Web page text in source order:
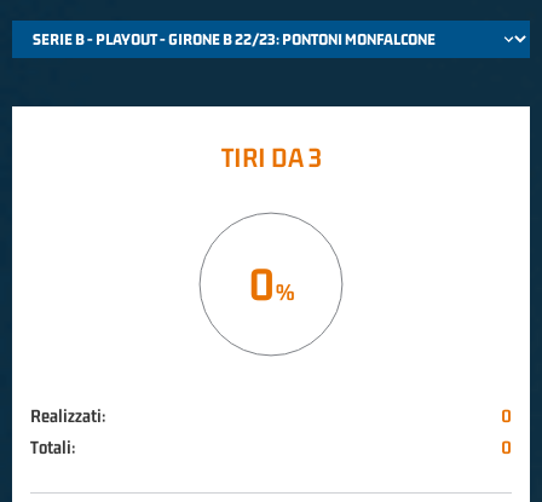
TIRI DA 3
0
Realizzati:
0
Totali:
0